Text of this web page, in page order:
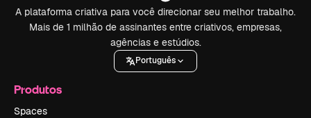
A plataforma criativa para você direcionar seu melhor trabalho.
Mais de 1 milhão de assinantes entre criativos, empresas,
agências e estúdios.
Português
Produtos
Spaces